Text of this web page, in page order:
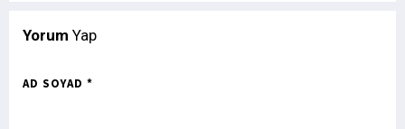
Yorum Yap
AD SOYAD *